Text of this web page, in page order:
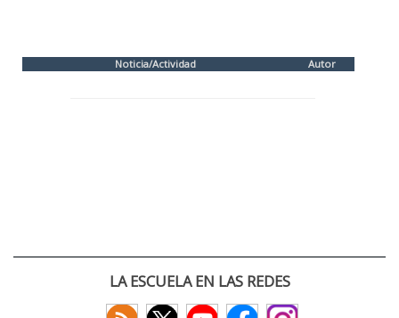
Noticia/Actividad Autor
LA ESCUELA EN LAS REDES